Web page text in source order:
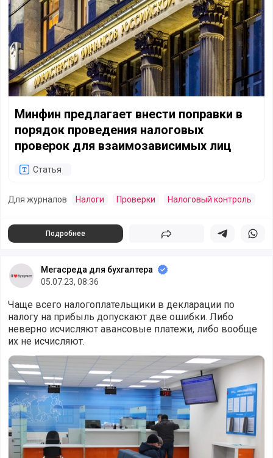
Минфин предлагает внести поправки в
порядок проведения налоговых
проверок для взаимозависимых лиц
Статья
Для журналов Налоги Проверки Налоговый контроль
Подробнее Поделиться Поделиться в
Мегасреда для бухгалтера
05.07.23, 08:36
Чаще всего налогоплательщики в декларации по
налогу на прибыль допускают две ошибки. Либо
неверно исчисляют авансовые платежи, либо вообще
их не исчисляют.
Налоговики рассказали о самых частых ошибках в